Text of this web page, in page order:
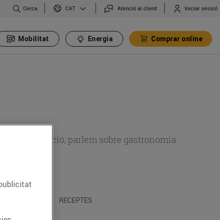
Cerca CAT Atenció al client Iniciar sessió
Mobilitat Energia Comprar online
alimentació, parlem sobre gastronomia
RECEPTES